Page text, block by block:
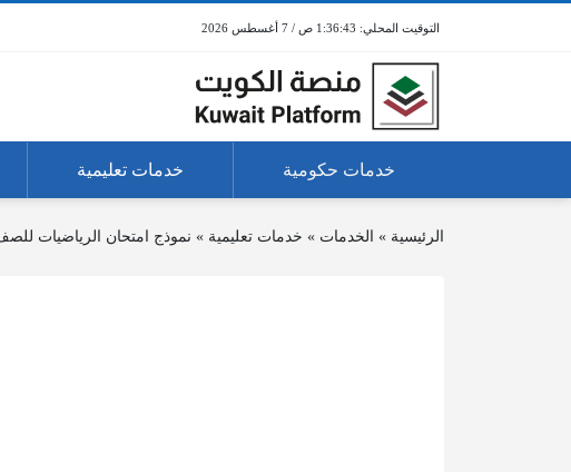
1:36:43 ص / 7 أغسطس 2026
خدمات حكومية خدمات تعليمية
الرئيسية » الخدمات » خدمات تعليمية » نموذج امتحان الرياضيات